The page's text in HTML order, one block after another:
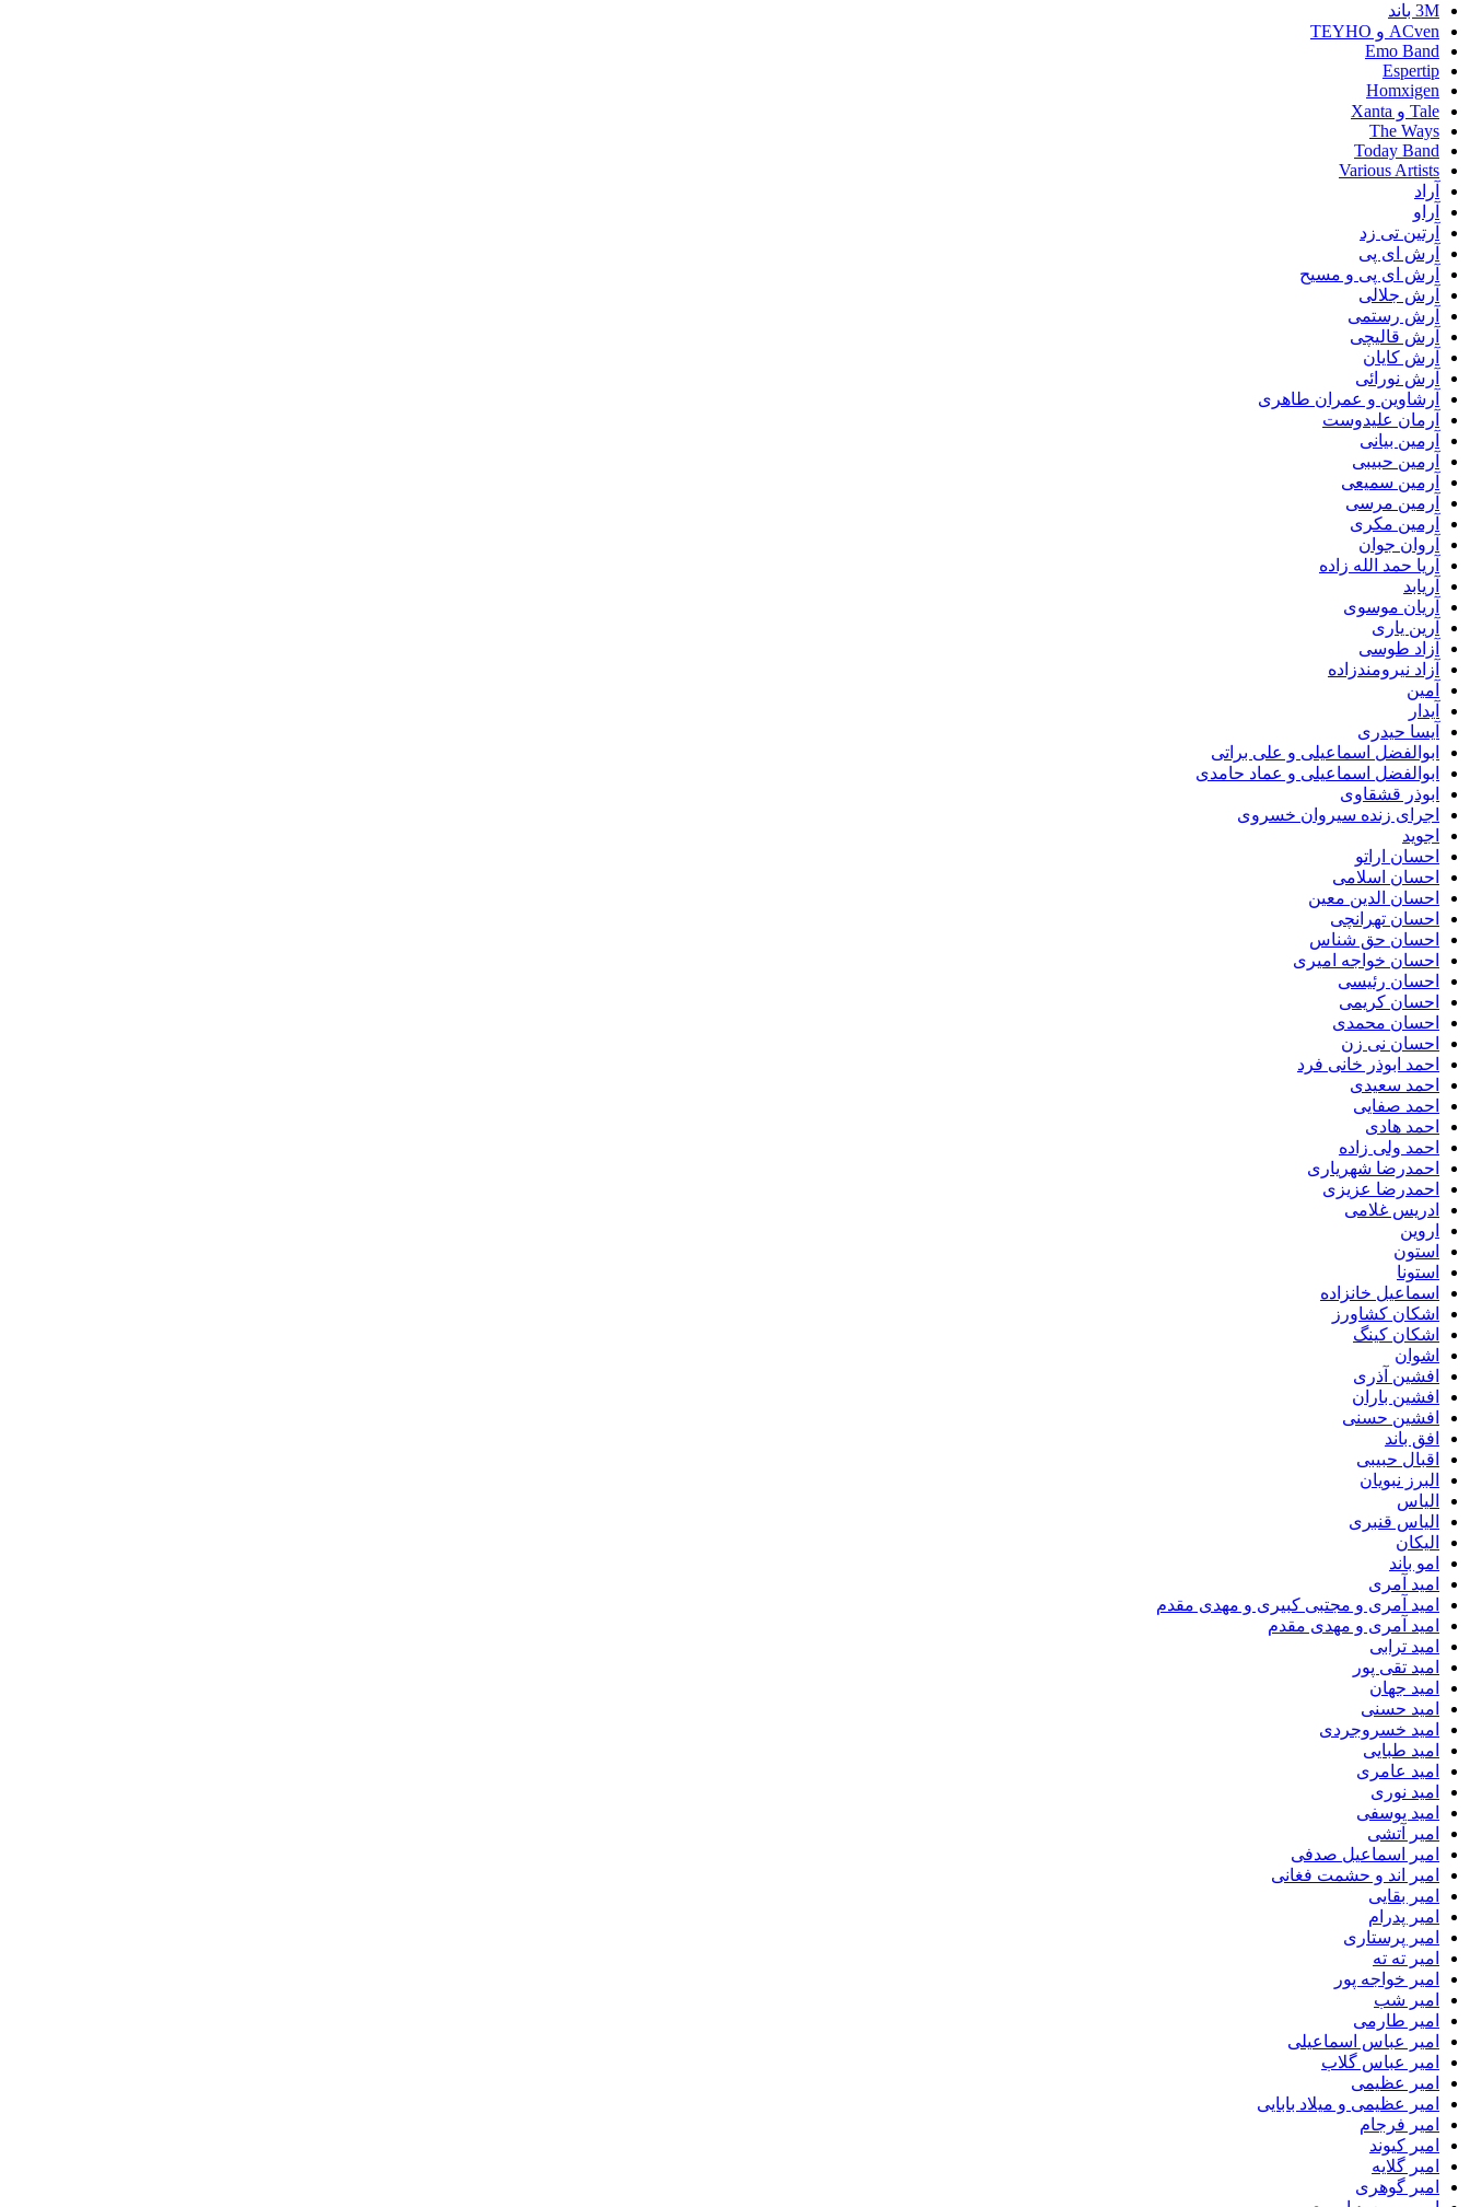
3M باند
ACven و TEYHO
Emo Band
Espertip
Homxigen
Tale و Xanta
The Ways
Today Band
Various Artists
آراد
آراو
آرتین تی زد
آرش ای پی
آرش ای پی و مسیح
آرش جلالی
آرش رستمی
آرش قالیچی
آرش کایان
آرش نورائی
آرشاوین و عمران طاهری
آرمان علیدوست
آرمین بیانی
آرمین حبیبی
آرمین سمیعی
آرمین مرسی
آرمین مکری
آروان جوان
آریا حمد الله زاده
آریابد
آریان موسوی
آرین یاری
آزاد طوسی
آزاد نیرومندزاده
آمین
آیدار
آیسا حیدری
ابوالفضل اسماعیلی و علی براتی
ابوالفضل اسماعیلی و عماد حامدی
ابوذر قشقاوی
اجرای زنده سیروان خسروی
اجوید
احسان اراتو
احسان اسلامی
احسان الدین معین
احسان تهرانچی
احسان حق شناس
احسان خواجه امیری
احسان رئیسی
احسان کریمی
احسان محمدی
احسان نی زن
احمد ابوذر خانی فرد
احمد سعیدی
احمد صفایی
احمد هادی
احمد ولی زاده
احمدرضا شهریاری
احمدرضا عزیزی
ادریس غلامی
اروین
استون
استونا
اسماعیل خانزاده
اشکان کشاورز
اشکان کینگ
اشوان
افشین آذری
افشین باران
افشین حسنی
افق باند
اقبال حبیبی
البرز نبویان
الیاس
الیاس قنبرى
الیکان
امو باند
امید آمری
امید آمری و مجتبی کبیری و مهدى مقدم
امید آمری و مهدی مقدم
امید ترابی
امید تقی پور
امید جهان
امید حسنی
امید خسروجردی
امید طبایی
امید عامری
امید نوری
امید یوسفی
امیر آتشی
امیر اسماعیل صدفی
امیر اند و حشمت فغانی
امیر بقایی
امیر پدرام
امیر پرستاری
امیر ته ته
امیر خواجه پور
امیر شب
امیر طارمی
امیر عباس اسماعیلی
امیر عباس گلاب
امیر عظیمی
امیر عظیمی و میلاد بابایی
امیر فرجام
امیر کیوند
امیر گلایه
امیر گوهری